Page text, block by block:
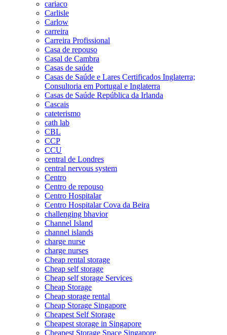
cariaco
Carlisle
Carlow
carreira
Carreira Profissional
Casa de repouso
Casal de Cambra
Casas de saúde
Casas de Saúde e Lares Certificados Inglaterra;
Consultoria em Portugal e Inglaterra
Casas de Saúde República da Irlanda
Cascais
cateterismo
cath lab
CBL
CCP
CCU
central de Londres
central nervous system
Centro
Centro de repouso
Centro Hospitalar
Centro Hospitalar Cova da Beira
challenging bhavior
Channel Island
channel islands
charge nurse
charge nurses
Cheap rental storage
Cheap self storage
Cheap self storage Services
Cheap Storage
Cheap storage rental
Cheap Storage Singapore
Cheapest Self Storage
Cheapest storage in Singapore
Cheapest Storage Space Singapore